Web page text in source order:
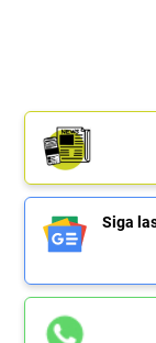
Siga